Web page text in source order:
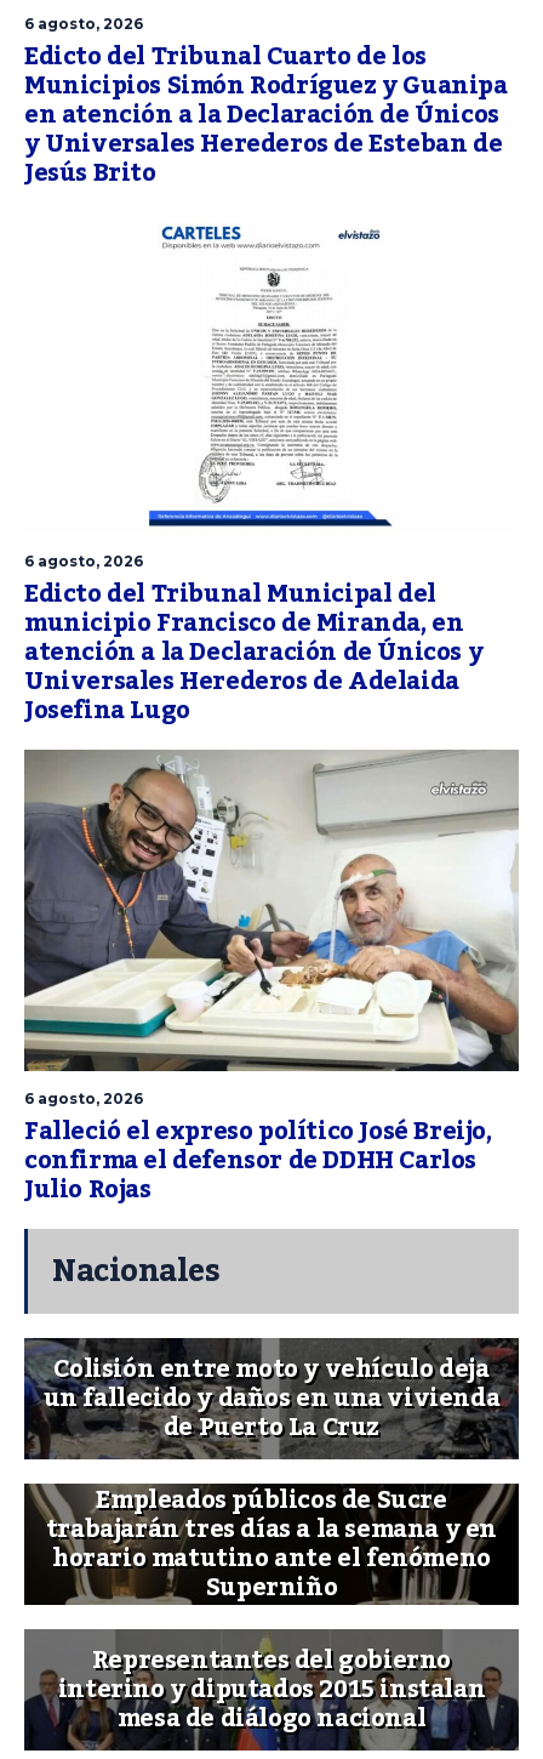
6 agosto, 2026
Edicto del Tribunal Cuarto de los
Municipios Simón Rodríguez y Guanipa
en atención a la Declaración de Únicos
y Universales Herederos de Esteban de
Jesús Brito
6 agosto, 2026
Edicto del Tribunal Municipal del
municipio Francisco de Miranda, en
atención a la Declaración de Únicos y
Universales Herederos de Adelaida
Josefina Lugo
6 agosto, 2026
Falleció el expreso político José Breijo,
confirma el defensor de DDHH Carlos
Julio Rojas
Nacionales
Colisión entre moto y vehículo deja
un fallecido y daños en una vivienda
de Puerto La Cruz
Empleados públicos de Sucre
trabajarán tres días a la semana y en
horario matutino ante el fenómeno
Superniño
Representantes del gobierno
interino y diputados 2015 instalan
mesa de diálogo nacional